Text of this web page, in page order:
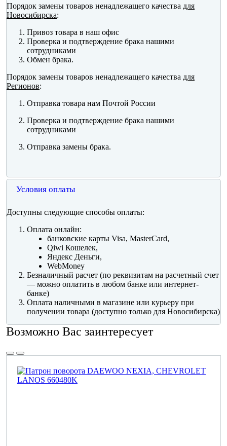
Порядок замены товаров ненадлежащего качества для
Новосибирска:
Привоз товара в наш офис
Проверка и подтверждение брака нашими
сотрудниками
Обмен брака.
Порядок замены товаров ненадлежащего качества для
Регионов:
Отправка товара нам Почтой России
Проверка и подтверждение брака нашими
сотрудниками
Отправка замены брака.
Условия оплаты
Доступны следующие способы оплаты:
Оплата онлайн:
банковские карты Visa, MasterCard,
Qiwi Кошелек,
Яндекс Деньги,
WebMoney
Безналичный расчет (по реквизитам на расчетный счет
— можно оплатить в любом банке или интернет-
банке)
Оплата наличными в магазине или курьеру при
получении товара (доступно только для Новосибирска)
Возможно Вас заинтересует